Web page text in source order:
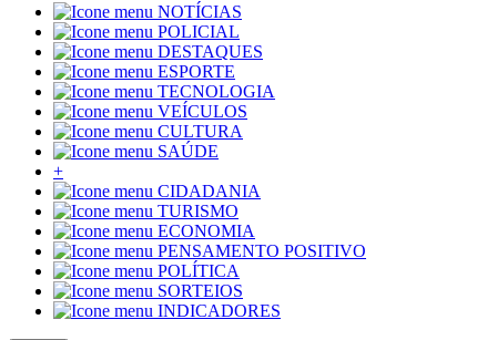
NOTÍCIAS
POLICIAL
DESTAQUES
ESPORTE
TECNOLOGIA
VEÍCULOS
CULTURA
SAÚDE
+
CIDADANIA
TURISMO
ECONOMIA
PENSAMENTO POSITIVO
POLÍTICA
SORTEIOS
INDICADORES